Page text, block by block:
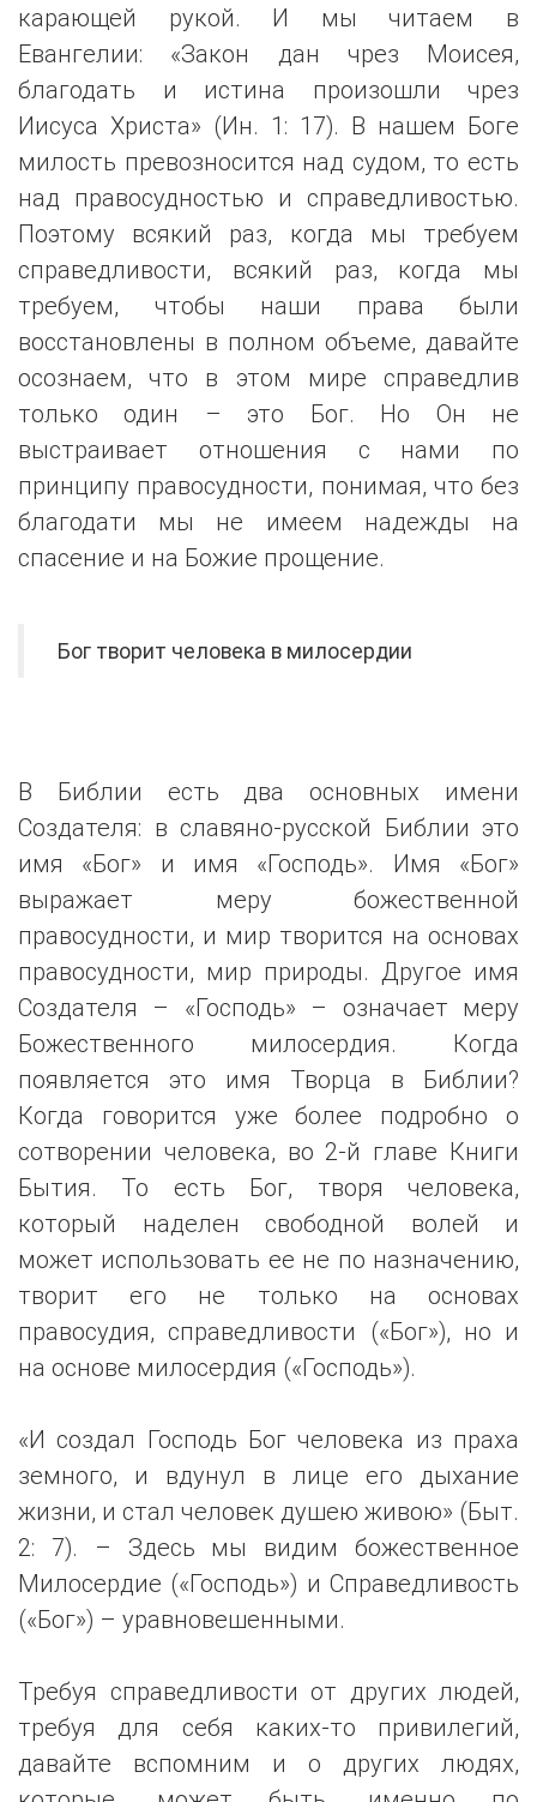
карающей рукой. И мы читаем в
Евангелии: «Закон дан чрез Моисея,
благодать и истина произошли чрез
Иисуса Христа» (Ин. 1: 17). В нашем Боге
милость превозносится над судом, то есть
над правосудностью и справедливостью.
Поэтому всякий раз, когда мы требуем
справедливости, всякий раз, когда мы
требуем, чтобы наши права были
восстановлены в полном объеме, давайте
осознаем, что в этом мире справедлив
только один – это Бог. Но Он не
выстраивает отношения с нами по
принципу правосудности, понимая, что без
благодати мы не имеем надежды на
спасение и на Божие прощение.
Бог творит человека в милосердии
В Библии есть два основных имени
Создателя: в славяно-русской Библии это
имя «Бог» и имя «Господь». Имя «Бог»
выражает меру божественной
правосудности, и мир творится на основах
правосудности, мир природы. Другое имя
Создателя – «Господь» – означает меру
Божественного милосердия. Когда
появляется это имя Творца в Библии?
Когда говорится уже более подробно о
сотворении человека, во 2-й главе Книги
Бытия. То есть Бог, творя человека,
который наделен свободной волей и
может использовать ее не по назначению,
творит его не только на основах
правосудия, справедливости («Бог»), но и
на основе милосердия («Господь»).
«И создал Господь Бог человека из праха
земного, и вдунул в лице его дыхание
жизни, и стал человек душею живою» (Быт.
2: 7). – Здесь мы видим божественное
Милосердие («Господь») и Справедливость
(«Бог») – уравновешенными.
Требуя справедливости от других людей,
требуя для себя каких-то привилегий,
давайте вспомним и о других людях,